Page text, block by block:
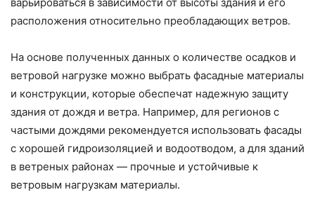
расположения относительно преобладающих ветров.
На основе полученных данных о количестве осадков и
ветровой нагрузке можно выбрать фасадные материалы
и конструкции, которые обеспечат надежную защиту
здания от дождя и ветра. Например, для регионов с
частыми дождями рекомендуется использовать фасады
с хорошей гидроизоляцией и водоотводом, а для зданий
в ветреных районах — прочные и устойчивые к
ветровым нагрузкам материалы.